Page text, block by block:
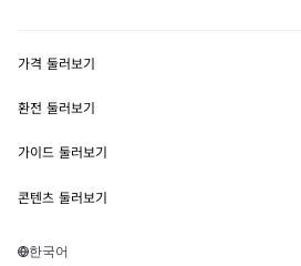
MetaMask Connect
Snaps
웹3 서비스
보안
고객 지원
채용
가격 둘러보기
이더리움 가격
솔라나 가격
테더 가격
환전 둘러보기
ETH를 USD로 환전
USDT를 INR로 환전
BTC를 INR로 환전
가이드 둘러보기
ETH 매수
콘텐츠 둘러보기
솔라나 지갑
한국어